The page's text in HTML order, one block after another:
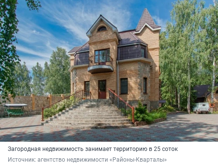
Загородная недвижимость занимает территорию в 25 соток
Источник: агентство недвижимости «Районы-Кварталы»